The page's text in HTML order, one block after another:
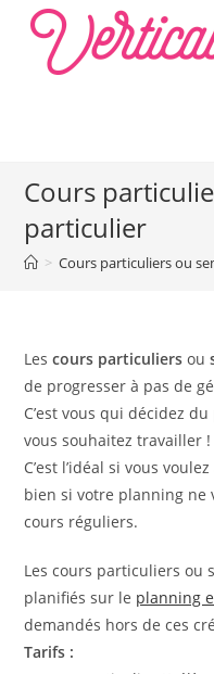
content
Cours
particulier
> Cours particuliers ou
Lescours particuliers ou
de progresser à pas de
C’est vous qui décidez
vous souhaitez travailler !
C’est l’idéal si vous
bien si votre planning ne
cours réguliers.
Les cours particuliers
planifiés sur le planning
demandés hors de ces
Tarifs :